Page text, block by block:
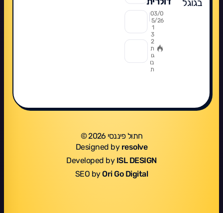
2026:
מדריך
מקיף
להשקעה
חכמה,
השוואה
03/0
5/26
1
3
2
ת
גו
בו
ת
בגוגל
חתול פיננסי 2026 ©
Designed by resolve
Developed by ISL DESIGN
SEO byOri Go Digital